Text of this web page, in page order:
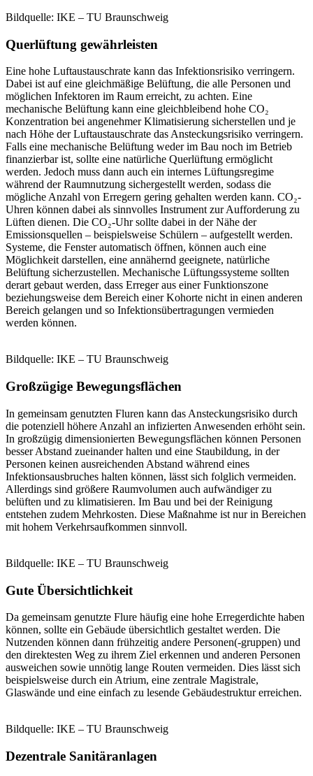
Bildquelle: IKE – TU Braunschweig
Querlüftung gewährleisten
Eine hohe Luftaustauschrate kann das Infektionsrisiko verringern.
Dabei ist auf eine gleichmäßige Belüftung, die alle Personen und
möglichen Infektoren im Raum erreicht, zu achten. Eine
mechanische Belüftung kann eine gleichbleibend hohe CO₂
Konzentration bei angenehmer Klimatisierung sicherstellen und je
nach Höhe der Luftaustauschrate das Ansteckungsrisiko verringern.
Falls eine mechanische Belüftung weder im Bau noch im Betrieb
finanzierbar ist, sollte eine natürliche Querlüftung ermöglicht
werden. Jedoch muss dann auch ein internes Lüftungsregime
während der Raumnutzung sichergestellt werden, sodass die
mögliche Anzahl von Erregern gering gehalten werden kann. CO₂-
Uhren können dabei als sinnvolles Instrument zur Aufforderung zu
Lüften dienen. Die CO₂-Uhr sollte dabei in der Nähe der
Emissionsquellen – beispielsweise Schülern – aufgestellt werden.
Systeme, die Fenster automatisch öffnen, können auch eine
Möglichkeit darstellen, eine annähernd geeignete, natürliche
Belüftung sicherzustellen. Mechanische Lüftungssysteme sollten
derart gebaut werden, dass Erreger aus einer Funktionszone
beziehungsweise dem Bereich einer Kohorte nicht in einen anderen
Bereich gelangen und so Infektionsübertragungen vermieden
werden können.
Bildquelle: IKE – TU Braunschweig
Großzügige Bewegungsflächen
In gemeinsam genutzten Fluren kann das Ansteckungsrisiko durch
die potenziell höhere Anzahl an infizierten Anwesenden erhöht sein.
In großzügig dimensionierten Bewegungsflächen können Personen
besser Abstand zueinander halten und eine Staubildung, in der
Personen keinen ausreichenden Abstand während eines
Infektionsausbruches halten können, lässt sich folglich vermeiden.
Allerdings sind größere Raumvolumen auch aufwändiger zu
belüften und zu klimatisieren. Im Bau und bei der Reinigung
entstehen zudem Mehrkosten. Diese Maßnahme ist nur in Bereichen
mit hohem Verkehrsaufkommen sinnvoll.
Bildquelle: IKE – TU Braunschweig
Gute Übersichtlichkeit
Da gemeinsam genutzte Flure häufig eine hohe Erregerdichte haben
können, sollte ein Gebäude übersichtlich gestaltet werden. Die
Nutzenden können dann frühzeitig andere Personen(-gruppen) und
den direktesten Weg zu ihrem Ziel erkennen und anderen Personen
ausweichen sowie unnötig lange Routen vermeiden. Dies lässt sich
beispielsweise durch ein Atrium, eine zentrale Magistrale,
Glaswände und eine einfach zu lesende Gebäudestruktur erreichen.
Bildquelle: IKE – TU Braunschweig
Dezentrale Sanitäranlagen